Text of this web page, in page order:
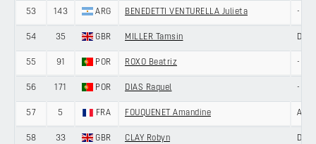
53 143 ARG BENEDETTI VENTURELLA Julieta -
54 35 GBR MILLER Tamsin
55 91 POR ROXO Beatriz -
56 171 POR DIAS Raquel -
57 5 FRA FOUQUENET Amandine
58 33 GBR CLAY Robyn